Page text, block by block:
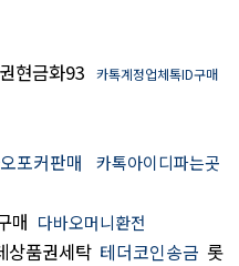
현금화93 카톡계정업체톡ID구매
포커판매 카톡아이디파는곳
매 다바오머니환전
상품권세탁 테더코인송금 롯